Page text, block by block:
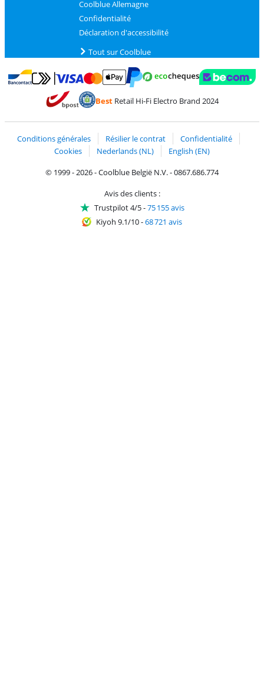
Coolblue Allemagne
Confidentialité
Déclaration d'accessibilité
Tout sur Coolblue
Payer avec Bancontact
Payer avec MasterCard et Visa via ClickToPay
Payer avec PayPal
BestRetail Hi-Fi Electro Brand 2024
Conditions générales Résilier le contrat
Confidentialité
Cookies
Nederlands (NL)
English (EN)
© 1999 - 2026 - Coolblue België N.V. - 0867.686.774
Avis des clients :
Trustpilot 4/5-75 155 avis
Kiyoh 9.1/10-68 721 avis